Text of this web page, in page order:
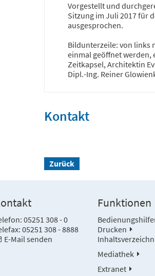
Vorgestellt und
Sitzung im Juli 2017 für
ausgesprochen.
Bildunterzeile: von links
einmal geöffnet werden,
Zeitkapsel, Architektin
Dipl.-Ing. Reiner
Kontakt
Zurück
05251 308 - 0
05251 308 - 8888
E-Mail senden
Funktionen
Drucken
Mediathek
Extranet